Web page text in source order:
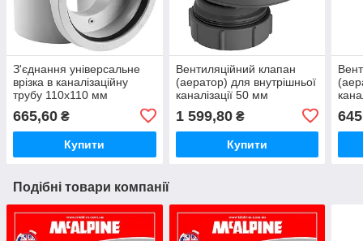
З'єднання універсальне
врізка в каналізаційну
трубу 110х110 мм
665,60 ₴
Купити
Вентиляційний клапан
(аератор) для внутрішньої
каналізації 50 мм
HC48 McAlpine
1 599,80₴
Купити
645
Подібні товари компанії